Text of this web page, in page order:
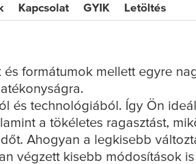
Kapcsolat GYIK Letöltés
formátumok mellett egyre
és technológiából. Így Ön
a tökéletes ragasztást,
Ahogyan a legkisebb
végzett kisebb módosítások